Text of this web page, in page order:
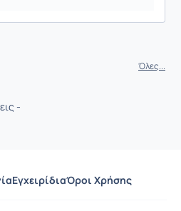
Όλες...
-
ΕγχειρίδιαΌροι Χρήσης